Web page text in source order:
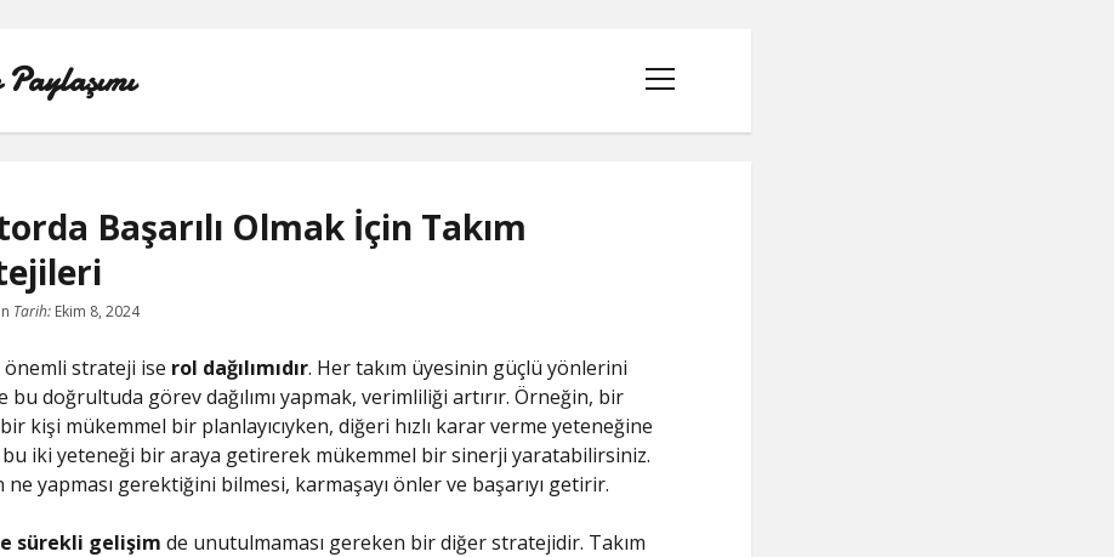
Paylaşımı
menüyü
aç
SPOTIFY TAKIPÇI YÜKSELTME ÜCRETSIZ
TIKTOK GIZLI CANLI YAYIN IZLEME
TWITTER IZLENME GÖNDERME ŞIFRESIZ
Başarılı Olmak İçin Takım
Tarih: Ekim 8, 2024
strateji ise rol dağılımıdır. Her takım üyesinin güçlü yönlerini
bu doğrultuda görev dağılımı yapmak, verimliliği artırır. Örneğin, bir
kişi mükemmel bir planlayıcıyken, diğeri hızlı karar verme yeteneğine
iki yeteneği bir araya getirerek mükemmel bir sinerji yaratabilirsiniz.
ne yapması gerektiğini bilmesi, karmaşayı önler ve başarıyı getirir.
sürekli gelişim de unutulmaması gereken bir diğer stratejidir. Takım